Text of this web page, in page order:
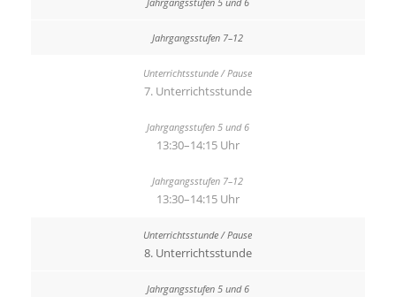
7. Unterrichtsstunde
13:30–14:15 Uhr
13:30–14:15 Uhr
8. Unterrichtsstunde